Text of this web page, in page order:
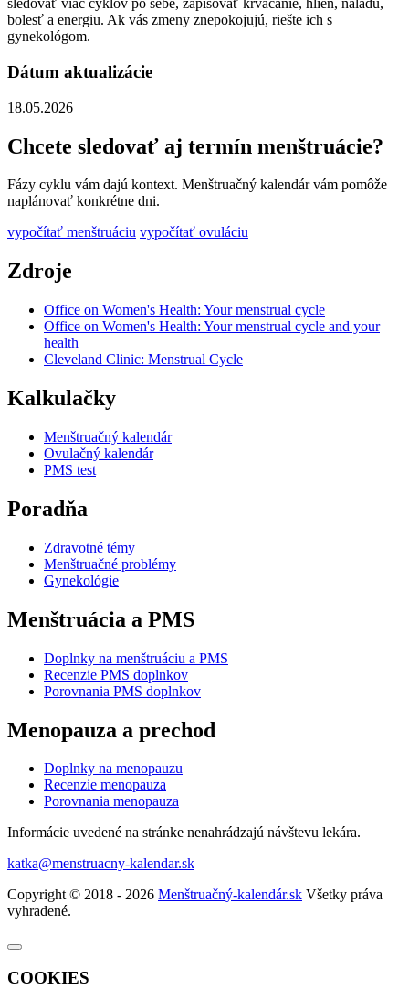
sledovať viac cyklov po sebe, zapisovať krvácanie, hlien, náladu,
bolesť a energiu. Ak vás zmeny znepokojujú, riešte ich s
gynekológom.
Dátum aktualizácie
18.05.2026
Chcete sledovať aj termín menštruácie?
Fázy cyklu vám dajú kontext. Menštruačný kalendár vám pomôže
naplánovať konkrétne dni.
vypočítať menštruáciu vypočítať ovuláciu
Zdroje
Office on Women's Health: Your menstrual cycle
Office on Women's Health: Your menstrual cycle and your
health
Cleveland Clinic: Menstrual Cycle
Kalkulačky
Menštruačný kalendár
Ovulačný kalendár
PMS test
Poradňa
Zdravotné témy
Menštruačné problémy
Gynekológie
Menštruácia a PMS
Doplnky na menštruáciu a PMS
Recenzie PMS doplnkov
Porovnania PMS doplnkov
Menopauza a prechod
Doplnky na menopauzu
Recenzie menopauza
Porovnania menopauza
Informácie uvedené na stránke nenahrádzajú návštevu lekára.
katka@menstruacny-kalendar.sk
Copyright © 2018 - 2026 Menštruačný-kalendár.sk Všetky práva
vyhradené.
COOKIES